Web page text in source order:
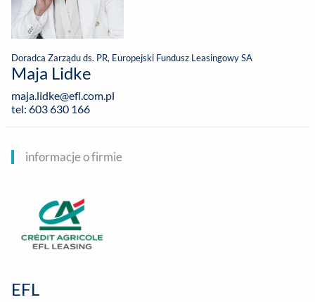
Doradca Zarządu ds. PR, Europejski Fundusz Leasingowy SA
Maja Lidke
maja.lidke@efl.com.pl
tel: 603 630 166
informacje o firmie
EFL